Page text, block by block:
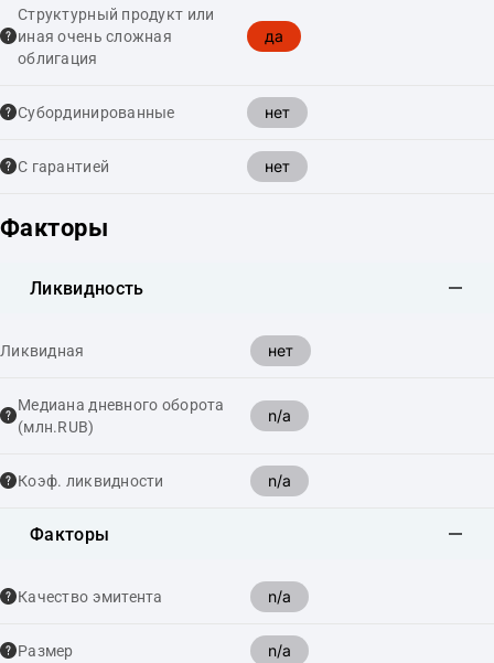
Структурный продукт или
иная очень сложная
облигация
да
Cубординированные нет
С гарантией нет
Факторы
Ликвидность
Ликвидная нет
Медиана дневного оборота
(млн.RUB)
n/a
Коэф. ликвидности n/a
Факторы
Качество эмитента n/a
Размер n/a